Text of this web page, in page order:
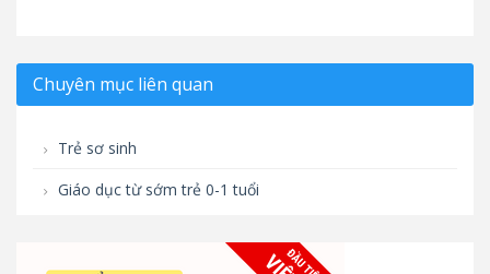
Chuyên mục liên quan
Trẻ sơ sinh
Giáo dục từ sớm trẻ 0-1 tuổi